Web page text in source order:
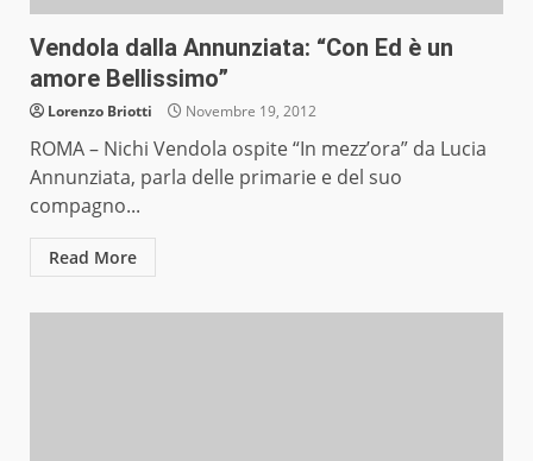
Vendola dalla Annunziata: “Con Ed è un
amore Bellissimo”
Lorenzo Briotti Novembre 19, 2012
ROMA – Nichi Vendola ospite “In mezz’ora” da Lucia
Annunziata, parla delle primarie e del suo
compagno...
Read More